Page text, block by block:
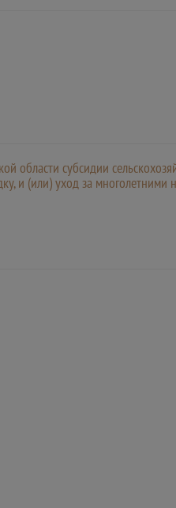
области субсидии
и (или) уход за